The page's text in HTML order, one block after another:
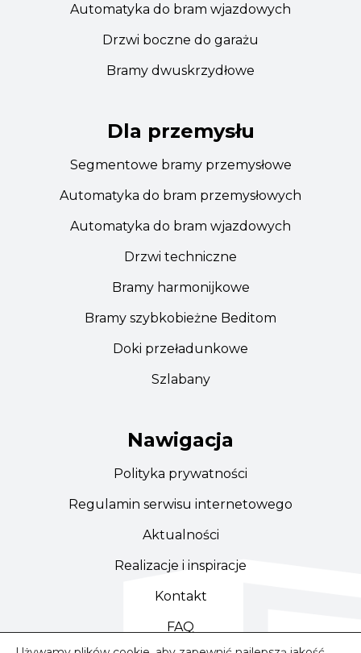
Automatyka do bram wjazdowych
Drzwi boczne do garażu
Bramy dwuskrzydłowe
Dla przemysłu
Segmentowe bramy przemysłowe
Automatyka do bram przemysłowych
Automatyka do bram wjazdowych
Drzwi techniczne
Bramy harmonijkowe
Bramy szybkobieżne Beditom
Doki przeładunkowe
Szlabany
Nawigacja
Polityka prywatności
Regulamin serwisu internetowego
Aktualności
Realizacje i inspiracje
Kontakt
FAQ